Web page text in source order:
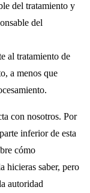
del tratamiento y
del
al tratamiento de
a menos que
con nosotros. Por
inferior de esta
cómo
hicieras saber, pero
autoridad